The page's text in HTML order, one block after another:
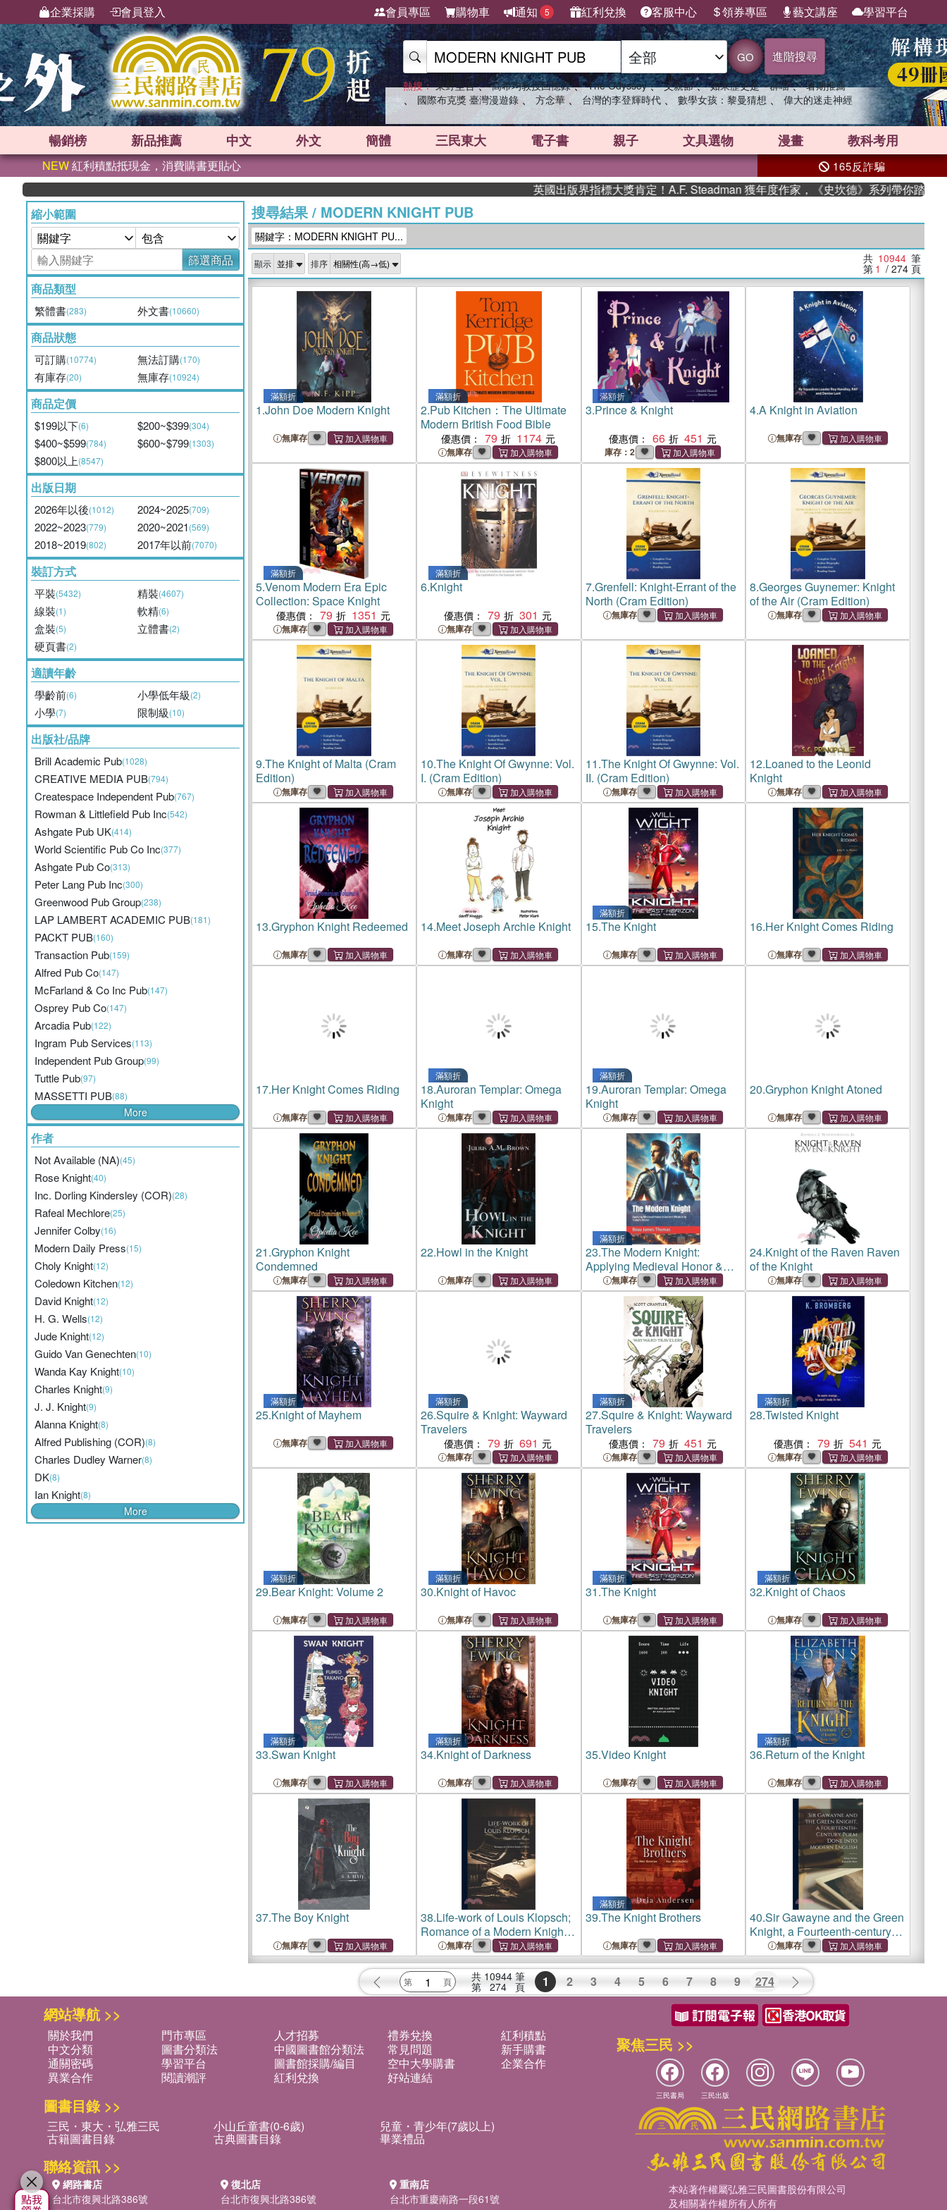
企業採購 會員登入 會員專區 購物車 通知 5 紅利兌換 客服中心 領券專區 藝文講座 學習平台
GO 進階搜尋
熱搜： 東野圭吾 、 高希均教授回憶錄 、 The Odyssey 、 父親節 、 如果歷史是一群喵 、 暑期推薦
、 國際布克獎 臺灣漫遊錄 、 方念華 、 台灣的李登輝時代 、 數學女孩：黎曼猜想 、 偉大的迷走神經
暢銷榜 新品推薦 中文 外文 簡體 三民東大 電子書 親子 文具選物 漫畫 教科考用
NEW紅利積點抵現金，消費購書更貼心 165反詐騙
英國出版界指標大獎肯定！A.F. Steadman 獲年度作家，《史坎德》系列帶你踏上熱血奇幻
縮小範圍
篩選商品
商品類型
繁體書(283) 外文書(10660)
商品狀態
可訂購(10774) 無法訂購(170)
有庫存(20) 無庫存(10924)
商品定價
$199以下(6) $200~$399(304)
$400~$599(784) $600~$799(1303)
$800以上(8547)
出版日期
2026年以後(1012) 2024~2025(709)
2022~2023(779) 2020~2021(569)
2018~2019(802) 2017年以前(7070)
裝訂方式
平裝(5432) 精裝(4607)
線裝(1) 軟精(6)
盒裝(5) 立體書(2)
硬頁書(2)
適讀年齡
學齡前(6) 小學低年級(2)
小學(7) 限制級(10)
出版社/品牌
Brill Academic Pub(1028)
CREATIVE MEDIA PUB(794)
Createspace Independent Pub(767)
Rowman & Littlefield Pub Inc(542)
Ashgate Pub UK(414)
World Scientific Pub Co Inc(377)
Ashgate Pub Co(313)
Peter Lang Pub Inc(300)
Greenwood Pub Group(238)
LAP LAMBERT ACADEMIC PUB(181)
PACKT PUB(160)
Transaction Pub(159)
Alfred Pub Co(147)
McFarland & Co Inc Pub(147)
Osprey Pub Co(147)
Arcadia Pub(122)
Ingram Pub Services(113)
Independent Pub Group(99)
Tuttle Pub(97)
MASSETTI PUB(88)
More
作者
Not Available (NA)(45)
Rose Knight(40)
Inc. Dorling Kindersley (COR)(28)
Rafeal Mechlore(25)
Jennifer Colby(16)
Modern Daily Press(15)
Choly Knight(12)
Coledown Kitchen(12)
David Knight(12)
H. G. Wells(12)
Jude Knight(12)
Guido Van Genechten(10)
Wanda Kay Knight(10)
Charles Knight(9)
J. J. Knight(9)
Alanna Knight(8)
Alfred Publishing (COR)(8)
Charles Dudley Warner(8)
DK(8)
Ian Knight(8)
More
搜尋結果/ MODERN KNIGHT PUB
關鍵字：MODERN KNIGHT PU...
顯示 排序 共 10944 筆
第 1 / 274 頁
滿額折
1.John Doe Modern Knight
無庫存
滿額折
2.Pub Kitchen：The Ultimate
Modern British Food Bible
優惠價： 79 1174
無庫存
滿額折
3.Prince & Knight
優惠價： 66 451
庫存：2
4.A Knight in Aviation
無庫存
滿額折
5.Venom Modern Era Epic
Collection: Space Knight
優惠價： 79 1351
無庫存
滿額折
6.Knight
優惠價： 79 301
無庫存
7.Grenfell: Knight-Errant of the
North (Cram Edition)
無庫存
8.Georges Guynemer: Knight
of the Air (Cram Edition)
無庫存
9.The Knight of Malta (Cram
Edition)
無庫存
10.The Knight Of Gwynne: Vol.
I. (Cram Edition)
無庫存
11.The Knight Of Gwynne: Vol.
II. (Cram Edition)
無庫存
12.Loaned to the Leonid
Knight
無庫存
13.Gryphon Knight Redeemed
無庫存
14.Meet Joseph Archie Knight
無庫存
滿額折
15.The Knight
無庫存
16.Her Knight Comes Riding
無庫存
17.Her Knight Comes Riding
無庫存
滿額折
18.Auroran Templar: Omega
Knight
無庫存
滿額折
19.Auroran Templar: Omega
Knight
無庫存
20.Gryphon Knight Atoned
無庫存
21.Gryphon Knight
Condemned
無庫存
22.Howl in the Knight
無庫存
滿額折
23.The Modern Knight:
Applying Medieval Honor &
Ancient Wisdom in Today's
World
無庫存
24.Knight of the Raven Raven
of the Knight
無庫存
滿額折
25.Knight of Mayhem
無庫存
滿額折
26.Squire & Knight: Wayward
Travelers
優惠價： 79 691
無庫存
滿額折
27.Squire & Knight: Wayward
Travelers
優惠價： 79 451
無庫存
滿額折
28.Twisted Knight
優惠價： 79 541
無庫存
滿額折
29.Bear Knight: Volume 2
無庫存
滿額折
30.Knight of Havoc
無庫存
滿額折
31.The Knight
無庫存
滿額折
32.Knight of Chaos
無庫存
滿額折
33.Swan Knight
無庫存
滿額折
34.Knight of Darkness
無庫存
35.Video Knight
無庫存
滿額折
36.Return of the Knight
無庫存
37.The Boy Knight
無庫存
38.Life-work of Louis Klopsch;
Romance of a Modern Knight
of Mercy
無庫存
滿額折
39.The Knight Brothers
無庫存
40.Sir Gawayne and the Green
Knight, a Fourteenth-century
Poem Done Into Modern
English
無庫存
共 10944 筆
第 274 頁 1 2 3 4 5 6 7 8 9 274
網站導航 >>
關於我們 門市專區 人才招募 禮券兌換
紅利積點
中文分類
圖書分類法 中國圖書館分類法 常見問題
新手購書
通關密碼
學習平台 圖書館採購/編目 空中大學購書
企業合作
異業合作
閱讀潮評 紅利兌換 好站連結
圖書目錄 >>
三民・東大・弘雅三民 小山丘童書(0-6歲) 兒童・青少年(7歲以上)
古籍圖書目錄 古典圖書目錄 畢業禮品
聯絡資訊 >>
網路書店
台北市復興北路386號
復北店
台北市復興北路386號
重南店
台北市重慶南路一段61號
聚焦三民 >>
三民書局 三民出版
本站著作權屬弘雅三民圖書股份有限公司
及相關著作權所有人所有